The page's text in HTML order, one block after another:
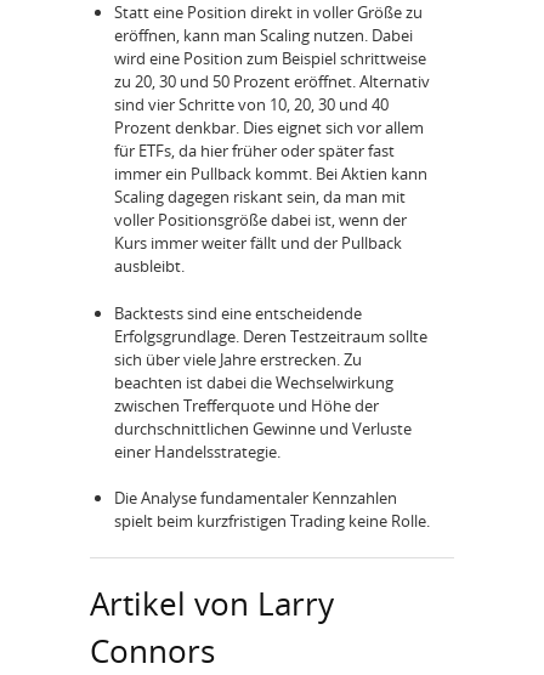
Statt eine Position direkt in voller Größe zu
eröffnen, kann man Scaling nutzen. Dabei
wird eine Position zum Beispiel schrittweise
zu 20, 30 und 50 Prozent eröffnet. Alternativ
sind vier Schritte von 10, 20, 30 und 40
Prozent denkbar. Dies eignet sich vor allem
für ETFs, da hier früher oder später fast
immer ein Pullback kommt. Bei Aktien kann
Scaling dagegen riskant sein, da man mit
voller Positionsgröße dabei ist, wenn der
Kurs immer weiter fällt und der Pullback
ausbleibt.
Backtests sind eine entscheidende
Erfolgsgrundlage. Deren Testzeitraum sollte
sich über viele Jahre erstrecken. Zu
beachten ist dabei die Wechselwirkung
zwischen Trefferquote und Höhe der
durchschnittlichen Gewinne und Verluste
einer Handelsstrategie.
Die Analyse fundamentaler Kennzahlen
spielt beim kurzfristigen Trading keine Rolle.
Artikel von Larry
Connors